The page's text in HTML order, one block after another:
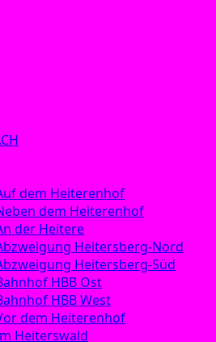
dem Heiterenhof
dem Heiterenhof
der Heitere
Heitersberg-Nord
Heitersberg-Süd
HBB Ost
HBB West
dem Heiterenhof
Heiterswald